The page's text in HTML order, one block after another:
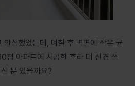
안심했었는데, 며칠 후 벽면에 작은 균
평 아파트에 시공한 후라 더 신경 쓰
분 있을까요?